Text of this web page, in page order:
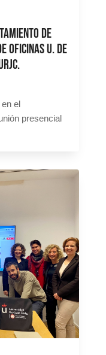
de
Oficinas U. de
el
presencial